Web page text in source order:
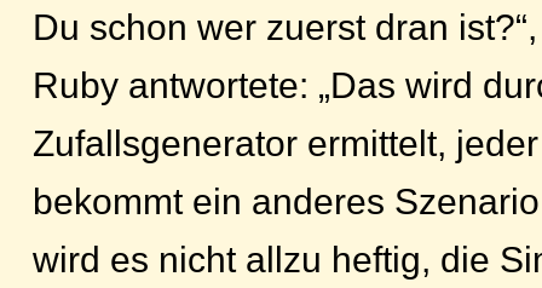
Du schon wer zuerst dran
Ruby antwortete: „Das wird
Zufallsgenerator ermittelt,
bekommt ein anderes
wird es nicht allzu heftig, die